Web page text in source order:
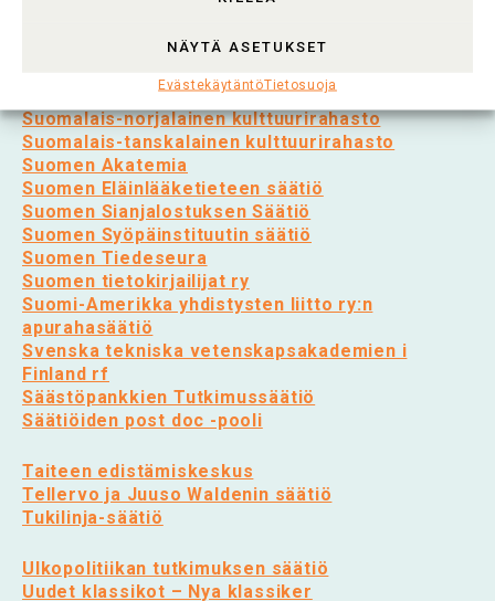
NÄYTÄ ASETUKSET
EvästekäytäntöTietosuoja
Suomalaisen Kirjallisuuden Seura
Suomalais-norjalainen kulttuurirahasto
Suomalais-tanskalainen kulttuurirahasto
Suomen Akatemia
Suomen Eläinlääketieteen säätiö
Suomen Sianjalostuksen Säätiö
Suomen Syöpäinstituutin säätiö
Suomen Tiedeseura
Suomen tietokirjailijat ry
Suomi-Amerikka yhdistysten liitto ry:n
apurahasäätiö
Svenska tekniska vetenskapsakademien i
Finland rf
Säästöpankkien Tutkimussäätiö
Säätiöiden post doc -pooli
Taiteen edistämiskeskus
Tellervo ja Juuso Waldenin säätiö
Tukilinja-säätiö
Ulkopolitiikan tutkimuksen säätiö
Uudet klassikot – Nya klassiker